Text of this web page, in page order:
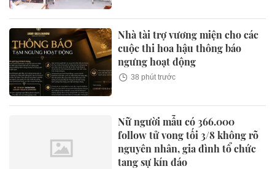
Nhà tài trợ vương miện cho các
cuộc thi hoa hậu thông báo
ngưng hoạt động
38 phút trước
Nữ người mẫu có 366.000
follow tử vong tối 3/8 không rõ
nguyên nhân, gia đình tổ chức
tang sự kín đáo